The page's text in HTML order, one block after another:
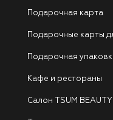
Подарочная карта
Подарочные карты
Подарочная
Кафе и рестораны
Салон TSUM BEAUTY